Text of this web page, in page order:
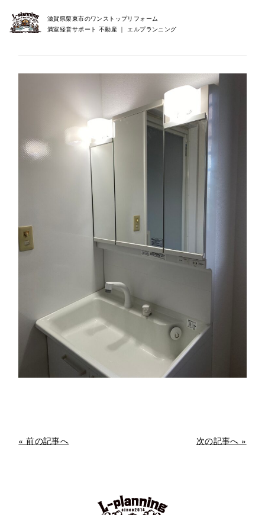
滋賀県栗東市のワンストップリフォーム
満室経営サポート 不動産 ｜ エルプランニング
« 前の記事へ 次の記事へ »